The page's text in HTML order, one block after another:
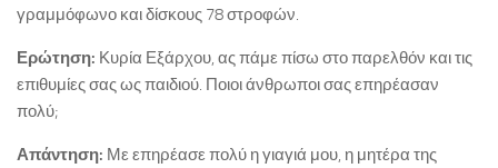
γραμμόφωνο και δίσκους 78 στροφών.
Ερώτηση: Κυρία Εξάρχου, ας πάμε πίσω στο παρελθόν και τις
επιθυμίες σας ως παιδιού. Ποιοι άνθρωποι σας επηρέασαν
πολύ;
Απάντηση: Με επηρέασε πολύ η γιαγιά μου, η μητέρα της